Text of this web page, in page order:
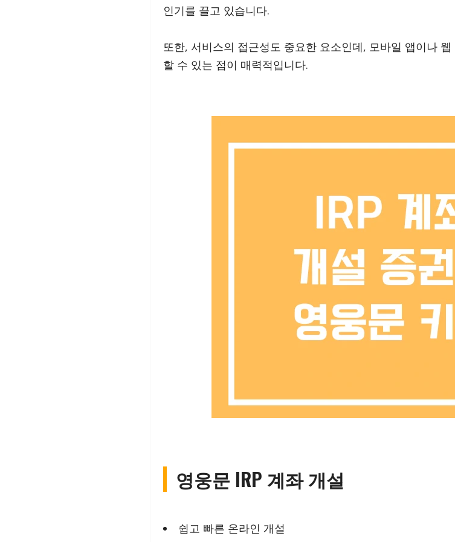
인기를 끌고 있습니다.
또한, 서비스의 접근성도 중요한 요소인데, 모바일 앱이나
할 수 있는 점이 매력적입니다.
영웅문 IRP 계좌 개설
쉽고 빠른 온라인 개설